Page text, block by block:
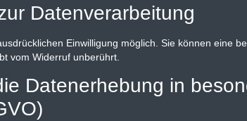
Datenverarbeitung
Einwilligung möglich. Sie können eine
vom Widerruf unberührt.
Datenerhebung in